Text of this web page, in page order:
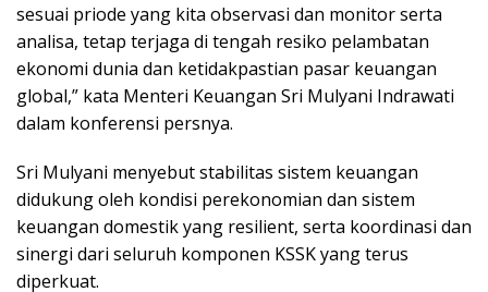
sesuai priode yang kita observasi dan monitor serta
analisa, tetap terjaga di tengah resiko pelambatan
ekonomi dunia dan ketidakpastian pasar keuangan
global,” kata Menteri Keuangan Sri Mulyani Indrawati
dalam konferensi persnya.
Sri Mulyani menyebut stabilitas sistem keuangan
didukung oleh kondisi perekonomian dan sistem
keuangan domestik yang resilient, serta koordinasi dan
sinergi dari seluruh komponen KSSK yang terus
diperkuat.